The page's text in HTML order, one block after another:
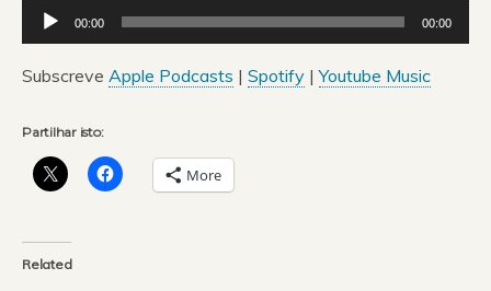
Reprodutor
de
áudio
00:00 00:00
Subscreve Apple Podcasts | Spotify |Youtube Music
Partilhar isto:
More
Related